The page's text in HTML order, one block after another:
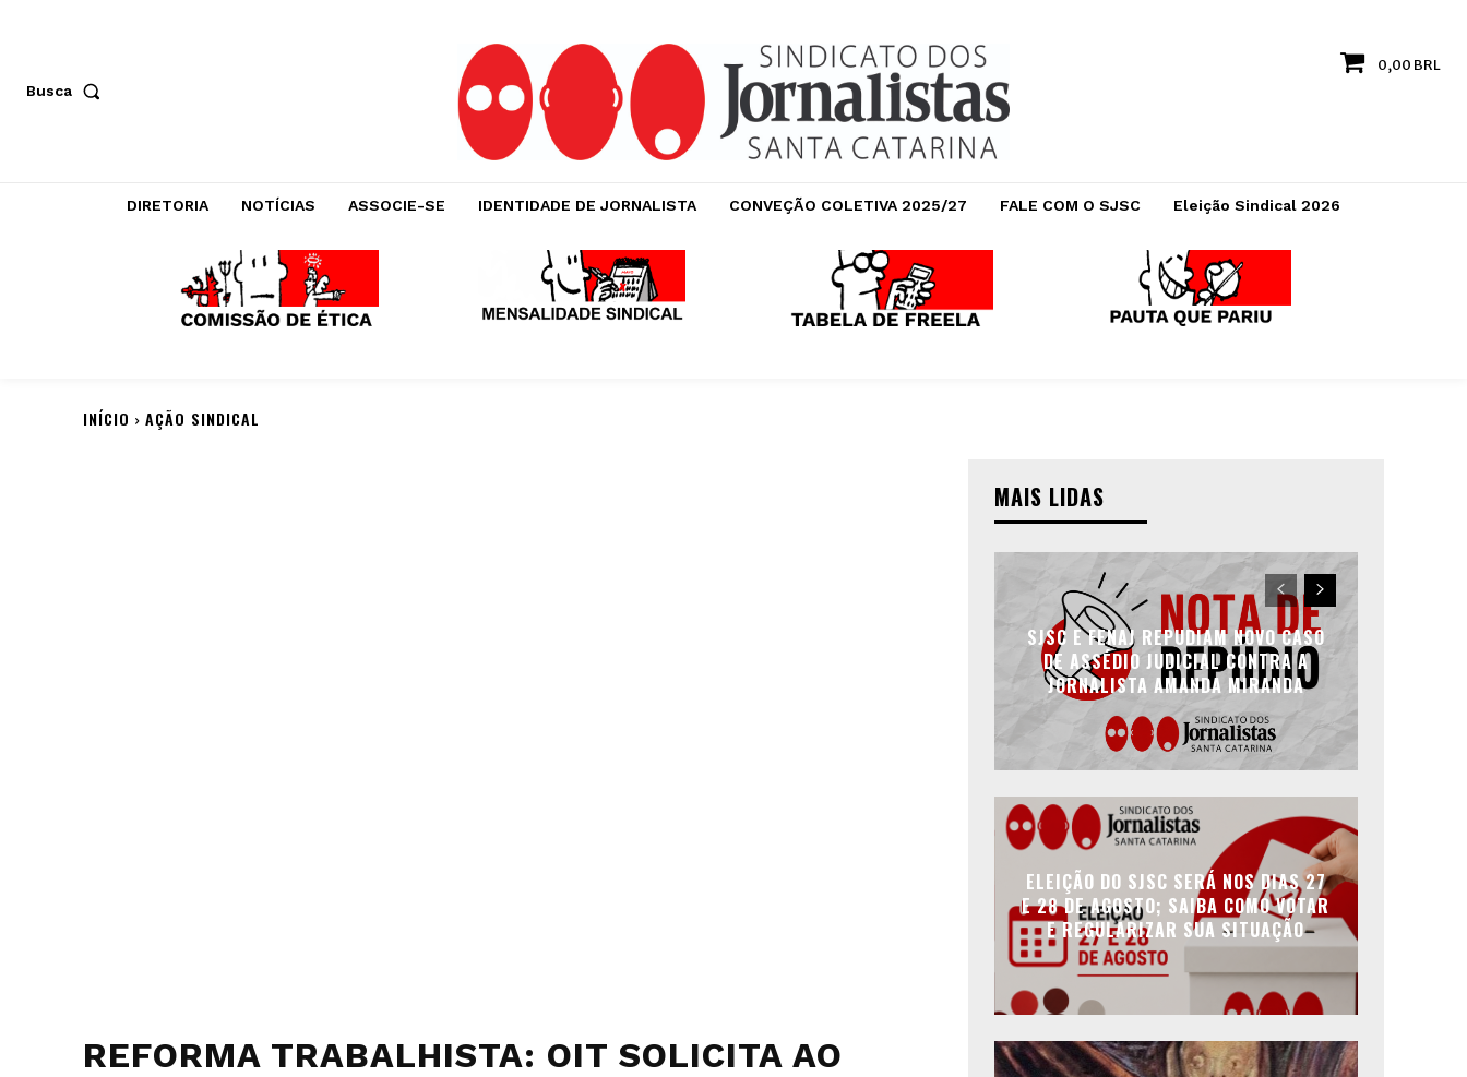
Busca
0,00 BRL
DIRETORIA NOTÍCIAS ASSOCIE-SE IDENTIDADE DE JORNALISTA CONVEÇÃO COLETIVA 2025/27 FALE COM O SJSC Eleição Sindical 2026
INÍCIO AÇÃO SINDICAL
REFORMA TRABALHISTA: OIT SOLICITA AO
MAIS LIDAS
SJSC E FENAJ REPUDIAM NOVO CASO
DE ASSÉDIO JUDICIAL CONTRA A
JORNALISTA AMANDA MIRANDA
ELEIÇÃO DO SJSC SERÁ NOS DIAS 27
E 28 DE AGOSTO; SAIBA COMO VOTAR
E REGULARIZAR SUA SITUAÇÃO